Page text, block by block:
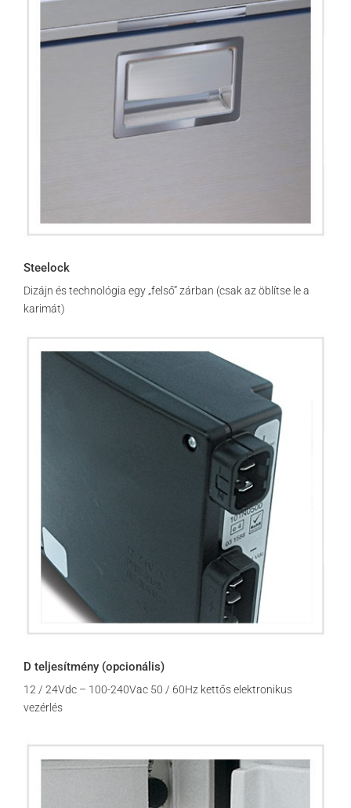
Steelock
Dizájn és technológia egy „felső” zárban (csak az öblítse le a
karimát)
D teljesítmény (opcionális)
12 / 24Vdc – 100-240Vac 50 / 60Hz kettős elektronikus
vezérlés